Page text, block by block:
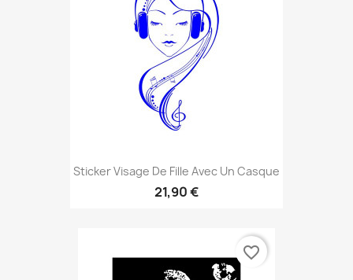
Sticker Visage De Fille Avec Un Casque
21,90 €
favorite_border